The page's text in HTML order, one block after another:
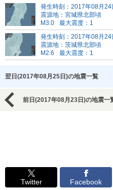
発生時刻：2017年08月
震源地：宮城県北部頃
M3.0
最大震度：1
発生時刻：2017年08月
震源地：茨城県北部頃
M2.6
最大震度：1
翌日(2017年08月25日)の地震一覧
前日(2017年08月23日)の地震一
Twitter Facebook